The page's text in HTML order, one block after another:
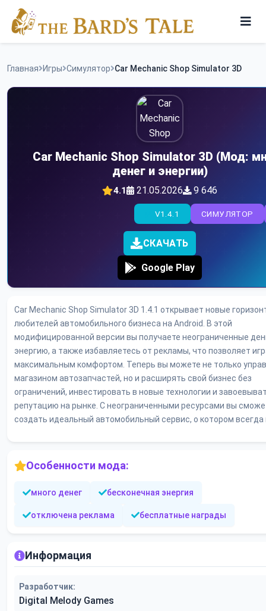
content
Программы
Главная Игры Симулятор Car Mechanic Shop Simulator 3D
Car Mechanic Shop Simulator 3D (Мод:
денег и энергии)
4.1 21.05.2026 9 646
СИМУЛЯТОР
V1.4.1
СКАЧАТЬ
Google Play
Car Mechanic Shop Simulator 3D 1.4.1 открывает новые
любителей автомобильного бизнеса на Android. В этой
модифицированной версии вы получаете неограниченные
энергию, а также избавляетесь от рекламы, что позволяет
максимальным комфортом. Теперь вы можете не только
магазином автозапчастей, но и расширять свой бизнес без
ограничений, инвестировать в новые технологии и
репутацию на рынке. С неограниченными ресурсами вы
создать идеальный автомобильный сервис, о котором всегда
Особенности мода:
много денег бесконечная энергия
отключена реклама бесплатные награды
Информация
Разработчик:
Digital Melody Games